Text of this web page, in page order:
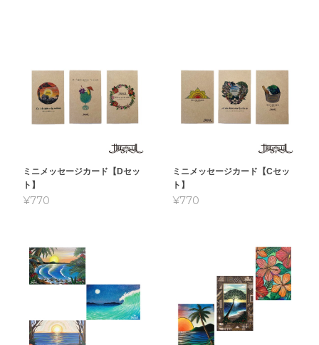
ミニメッセージカード【Dセッ
ト】
¥770
ミニメッセージカード【Cセッ
ト】
¥770